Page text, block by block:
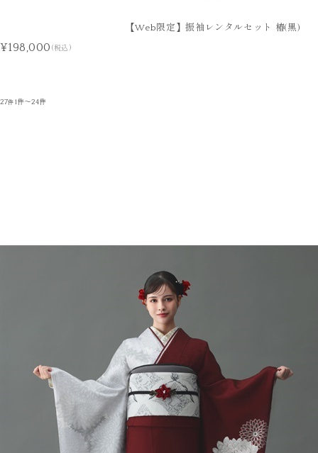
【Web限定】振袖レンタルセット 椿(黒)
¥198,000 (税込)
27件 1件～24件